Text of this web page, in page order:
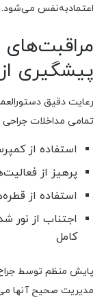
اعتمادبه‌نفس می‌شود.
پیشگیری
رعایت دقیق
تمامی مداخلات
استفاده از کمپرس سرد
پرهیز از
استفاده از
اجتناب از نور
کامل
پایش منظم توسط
مدیریت صحیح آنها